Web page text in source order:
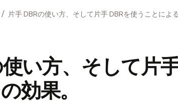
/ 片手 DBRの使い方、そして片手 DBRを使うことによ
い方、そして片
効果。